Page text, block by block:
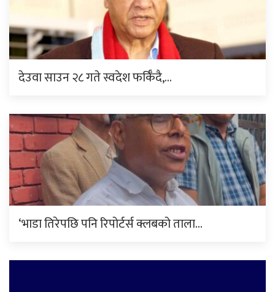
देउवा साउन २८ गते स्वदेश फर्किँदै,…
‘भाडा तिरेपछि पनि रिपोर्टर्स क्लबको ताला…